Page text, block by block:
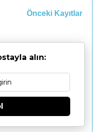
Önceki Kayıtlar
alın: